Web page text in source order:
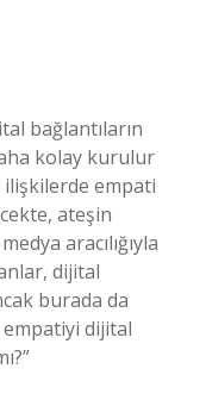
bağlantıların
kolay kurulur
empati
ateşin
aracılığıyla
dijital
burada da
empatiyi dijital